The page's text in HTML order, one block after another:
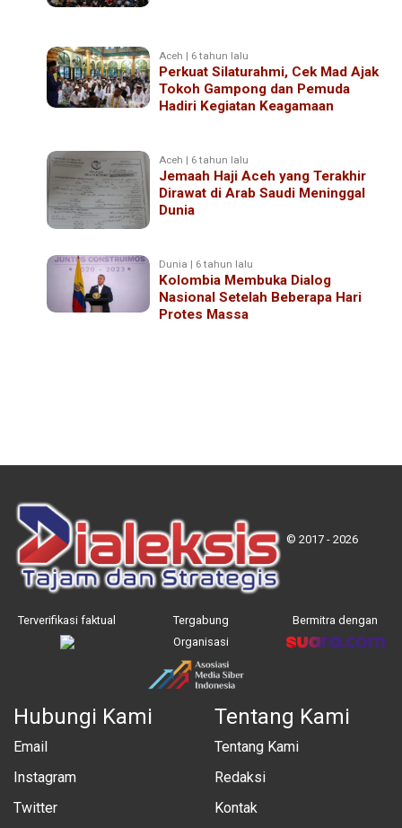
Aceh | 6 tahun lalu
Perkuat Silaturahmi, Cek Mad Ajak
Tokoh Gampong dan Pemuda
Hadiri Kegiatan Keagamaan
Aceh | 6 tahun lalu
Jemaah Haji Aceh yang Terakhir
Dirawat di Arab Saudi Meninggal
Dunia
Dunia | 6 tahun lalu
Kolombia Membuka Dialog
Nasional Setelah Beberapa Hari
Protes Massa
© 2017 - 2026
Terverifikasi faktual
Tergabung
Organisasi
Bermitra dengan
Hubungi Kami
Email
Instagram
Twitter
Tentang Kami
Tentang Kami
Redaksi
Kontak